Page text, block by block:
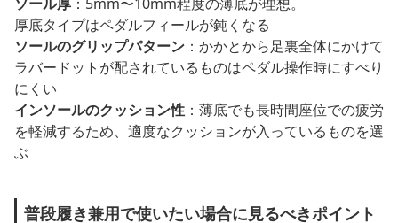
厚底タイプはペダルフィールが鈍くなる
ソールのグリップパターン ：かかとから足裏全体にかけて
ラバードットが配されているものはペダル操作時にすべり
にくい
インソールのクッション性 ：薄底でも長時間座位での疲労
を軽減するため、適度なクッションが入っているものを選
ぶ
普段履き兼用で使いたい場合に見るべきポイント